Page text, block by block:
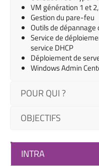
VM génération 1 et
Gestion du pare-feu
Outils de
Service de
service DHCP
Déploiement de
Windows Admin
POUR QUI ?
OBJECTIFS
INTRA